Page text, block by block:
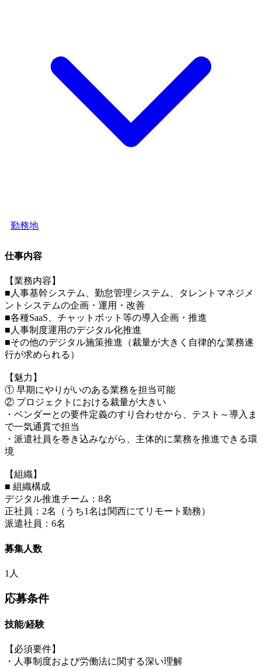
勤務地
仕事内容
【業務内容】
■人事基幹システム、勤怠管理システム、タレントマネジメ
ントシステムの企画・運用・改善
■各種SaaS、チャットボット等の導入企画・推進
■人事制度運用のデジタル化推進
■その他のデジタル施策推進（裁量が大きく自律的な業務遂
行が求められる）
【魅力】
① 早期にやりがいのある業務を担当可能
② プロジェクトにおける裁量が大きい
・ベンダーとの要件定義のすり合わせから、テスト～導入ま
で一気通貫で担当
・派遣社員を巻き込みながら、主体的に業務を推進できる環
境
【組織】
■ 組織構成
デジタル推進チーム：8名
正社員：2名（うち1名は関西にてリモート勤務）
派遣社員：6名
募集人数
1人
応募条件
技能/経験
【必須要件】
・人事制度および労働法に関する深い理解